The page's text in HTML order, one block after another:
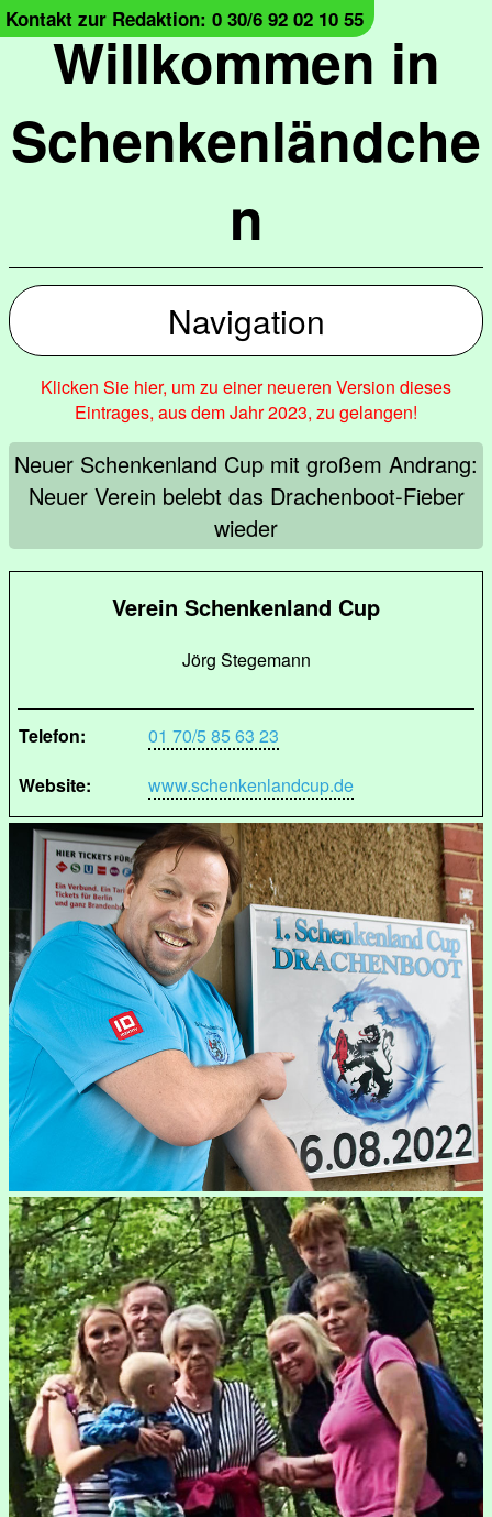
Willkommen in
Schenkenländche
n
Kontakt zur Redaktion: 0 30/6 92 02 10 55
Navigation
Klicken Sie hier, um zu einer neueren Version dieses
Eintrages, aus dem Jahr 2023, zu gelangen!
Neuer Schenkenland Cup mit großem Andrang:
Neuer Verein belebt das Drachenboot-Fieber
wieder
Verein Schenkenland Cup
Jörg Stegemann
Telefon:
01 70/5 85 63 23
Website:
www.schenkenlandcup.de